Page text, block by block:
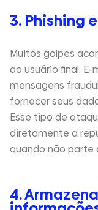
3. Phishing
Muitos golpes
do usuário final.
mensagens
fornecer seus
Esse tipo de
diretamente a
quando não
4.